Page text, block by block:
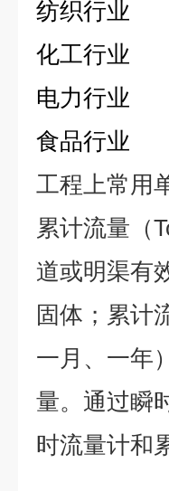
纺织行业
化工行业
电力行业
食品行业
工程上常用
累计流量（
道或明渠有
固体；累计
一月、一年
量。通过瞬
时流量计和